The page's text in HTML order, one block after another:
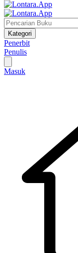
Kategori
Penerbit
Penulis
Masuk